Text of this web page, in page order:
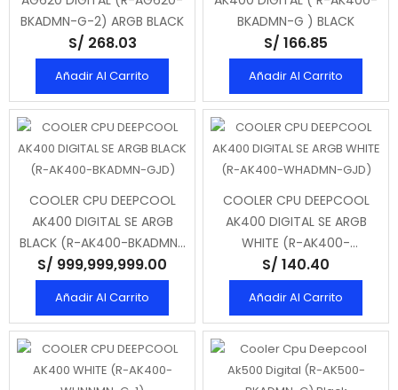
BKADMN-G-2) ARGB BLACK
S/ 268.03
Añadir Al Carrito
BKADMN-G ) BLACK
S/ 166.85
Añadir Al Carrito
COOLER CPU DEEPCOOL
AK400 DIGITAL SE ARGB
BLACK (R-AK400-BKADMN-
GJD)
S/ 999,999,999.00
Añadir Al Carrito
COOLER CPU DEEPCOOL
AK400 DIGITAL SE ARGB
WHITE (R-AK400-
WHADMN-GJD)
S/ 140.40
Añadir Al Carrito